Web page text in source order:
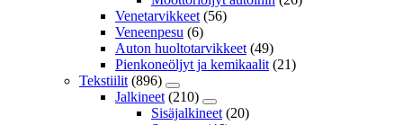
Venetarvikkeet (56)
Veneenpesu (6)
Auton huoltotarvikkeet (49)
Pienkoneöljyt ja kemikaalit (21)
Tekstiilit (896)
Jalkineet (210)
Sisäjalkineet (20)